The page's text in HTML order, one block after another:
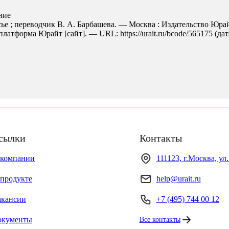
; переводчик В. А. Барбашева. — Москва : Издательство
Юрайт [сайт]. — URL: https://urait.ru/bcode/565175
Контакты
111123, г.Москва,
help@urait.ru
+7 (495) 744 00 12
Все контакты